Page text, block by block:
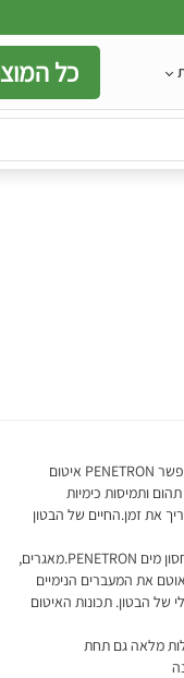
כל
הינו חומר איטום גבישי אינטגראלי, המיושם על משטחי בטון ומאפשר PENETRON איטום
ותמיסות כימיות
את זמן.החיים של הבטון
, מאושר לשימוש במגע עם מי שתייה, ומתאים לשימוש במכלי אחסון מים PENETRON.מאגרים,
את המעברים הנימיים
של הבטון. תכונות האיטום
מלאה גם תחת